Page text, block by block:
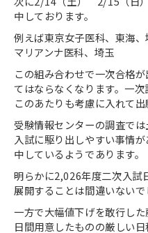
中しております。
例えば東京女子医科、東海
マリアンナ医科、埼玉
この組み合わせで一次合格
てはならなくなります。一
このあたりも考慮に入れて
受験情報センターの調査で
入試に駆り出しやすい事情
中しているようであります。
明らかに2,026年度二次入試
展開することは間違いないで
一方で大幅値下げを敢行し
日間用意したものの厳しい日